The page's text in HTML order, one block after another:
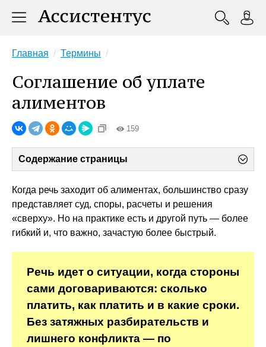
Главная Термины
Соглашение об уплате
алиментов
159
Содержание страницы
Когда речь заходит об алиментах, большинство сразу
представляет суд, споры, расчеты и решения
«сверху». Но на практике есть и другой путь — более
гибкий и, что важно, зачастую более быстрый.
Речь идет о ситуации, когда стороны
сами договариваются: сколько
платить, как платить и в какие сроки.
Без затяжных разбирательств и
лишнего конфликта — по